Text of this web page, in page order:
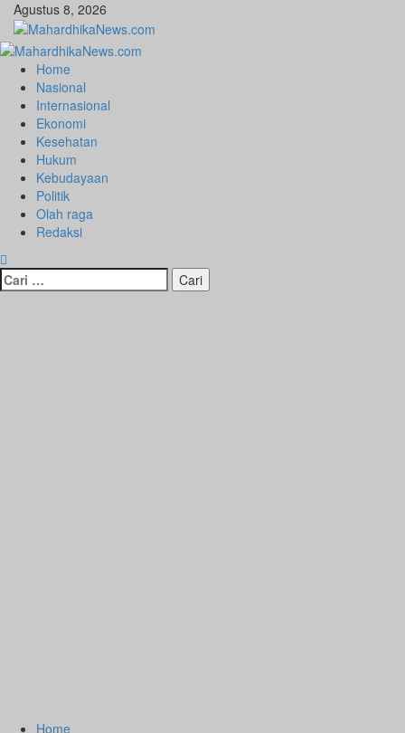
Skip
content
Agustus 8, 2026
Primary
Menu
Home
Nasional
Internasional
Ekonomi
Kesehatan
Hukum
Kebudayaan
Politik
Olah raga
Redaksi
Cari
untuk:
Home